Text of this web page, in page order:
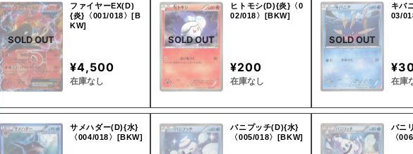
SOLD OUT
ファイヤーEX(D)
{炎}〈001/018〉[B
KW]
¥4,500
在庫なし
SOLD OUT
ヒトモシ(D){炎}〈0
02/018〉[BKW]
¥200
在庫なし
SOLD OUT
キバ
03/
在庫
サメハダー(D){水}
〈004/018〉[BKW]
バニプッチ(D){水}
〈005/018〉[BKW]
バニ
〈